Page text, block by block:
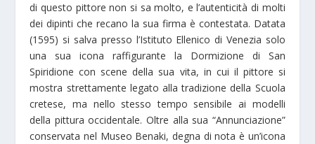
di questo pittore non si sa molto, e l’autenticità di molti
dei dipinti che recano la sua firma è contestata. Datata
(1595) si salva presso l’Istituto Ellenico di Venezia solo
una sua icona raffigurante la Dormizione di San
Spiridione con scene della sua vita, in cui il pittore si
mostra strettamente legato alla tradizione della Scuola
cretese, ma nello stesso tempo sensibile ai modelli
della pittura occidentale. Oltre alla sua “Annunciazione”
conservata nel Museo Benaki, degna di nota è un’icona